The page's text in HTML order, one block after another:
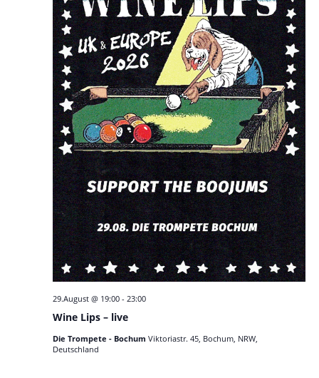
Wine Lips – live
29.August @ 19:00- 23:00
Die Trompete - Bochum Viktoriastr. 45, Bochum, NRW,
Deutschland